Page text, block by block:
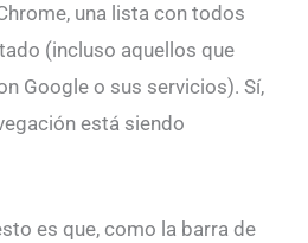
una lista con todos
(incluso aquellos que
Google o sus servicios). Sí,
está siendo
es que, como la barra de